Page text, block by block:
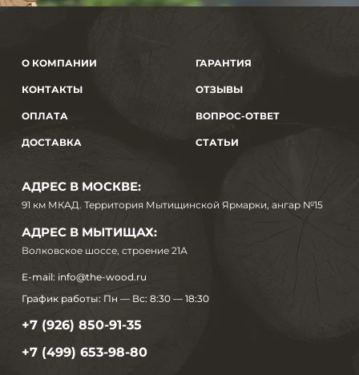
О КОМПАНИИ
КОНТАКТЫ
ОПЛАТА
ДОСТАВКА
ГАРАНТИЯ
ОТЗЫВЫ
ВОПРОС-ОТВЕТ
СТАТЬИ
АДРЕС В МОСКВЕ:
91 км МКАД. Территория Мытищинской Ярмарки, ангар №15
АДРЕС В МЫТИЩАХ:
Волковское шоссе, строение 21А
E-mail: info@the-wood.ru
График работы: Пн — Вс: 8:30 — 18:30
+7 (926) 850-91-35
+7 (499) 653-98-80